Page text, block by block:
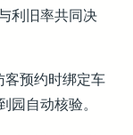
利旧率共同决
客预约时绑定车
园自动核验。